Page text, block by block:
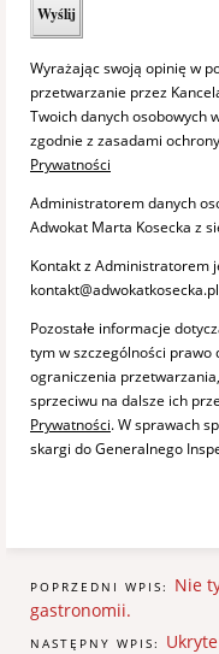
Wyrażając swoją opinię w
przetwarzanie przez
Twoich danych osobowych
zgodnie z zasadami
Prywatności
Administratorem danych
Adwokat Marta Kosecka z
Kontakt z Administratorem
Pozostałe informacje
tym w szczególności prawo
ograniczenia
sprzeciwu na dalsze ich
Prywatności. W sprawach
skargi do Generalnego
POPRZEDNI WPIS: Nie
gastronomii.
NASTĘPNY WPIS: